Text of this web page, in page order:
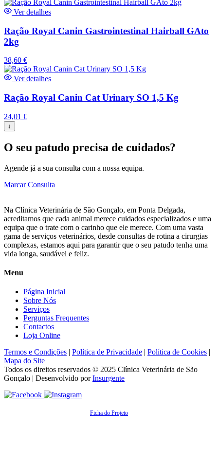
Ver detalhes
Ração Royal Canin Gastrointestinal Hairball GAto
2kg
38,60 €
Ver detalhes
Ração Royal Canin Cat Urinary SO 1,5 Kg
24,01 €
↓
O seu patudo precisa de cuidados?
Agende já a sua consulta com a nossa equipa.
Marcar Consulta
Na Clínica Veterinária de São Gonçalo, em Ponta Delgada,
acreditamos que cada animal merece cuidados especializados e uma
equipa que o trate com o carinho que ele merece. Com uma vasta
gama de serviços veterinários, desde consultas de rotina a cirurgias
complexas, estamos aqui para garantir que o seu patudo tenha uma
vida longa, saudável e feliz.
Menu
Página Inicial
Sobre Nós
Serviços
Perguntas Frequentes
Contactos
Loja Online
Termos e Condições | Política de Privacidade | Política de Cookies |
Mapa do Site
Todos os direitos reservados © 2025 Clínica Veterinária de São
Gonçalo | Desenvolvido porInsurgente
Ficha do Projeto